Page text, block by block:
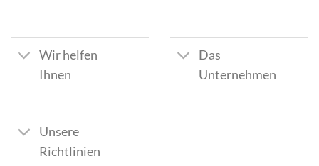
Wir helfen
Ihnen
Das
Unternehmen
Unsere
Richtlinien